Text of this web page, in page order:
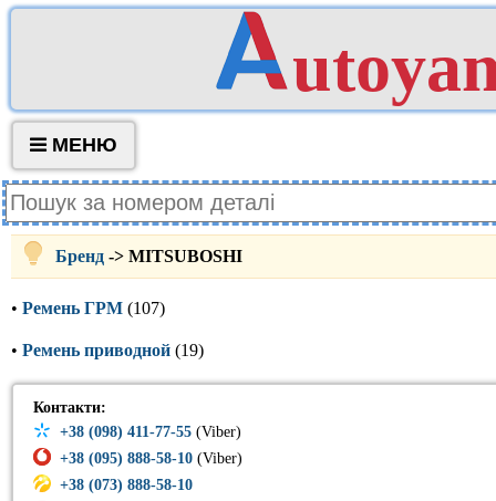
МЕНЮ
Бренд -> MITSUBOSHI
• Ремень ГРМ (107)
• Ремень приводной (19)
Контакти:
+38 (098) 411-77-55 (Viber)
+38 (095) 888-58-10 (Viber)
+38 (073) 888-58-10